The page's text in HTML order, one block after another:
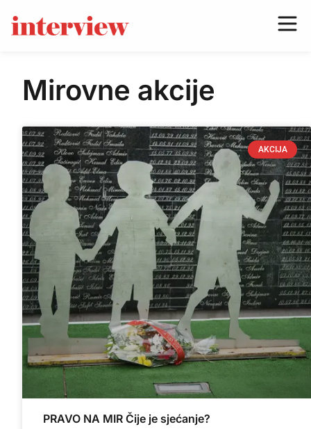
Mirovne akcije
AKCIJA
PRAVO NA MIR Čije je sjećanje?